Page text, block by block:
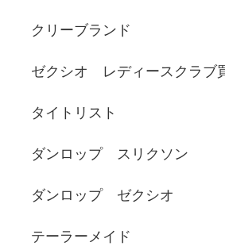
クリーブランド
ゼクシオ レディースクラブ
タイトリスト
ダンロップ スリクソン
ダンロップ ゼクシオ
テーラーメイド